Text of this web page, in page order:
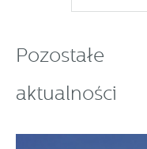
Pozostałe
aktualności